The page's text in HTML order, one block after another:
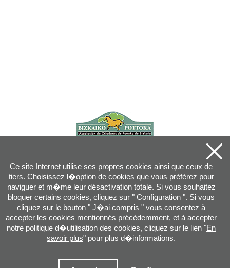
info@pottoka.info
Ce site Internet utilise ses propres cookies ainsi que ceux de
tiers. Choisissez l�option de cookies que vous préférez pour
naviguer et m�me leur désactivation totale. Si vous souhaitez
bloquer certains cookies, cliquez sur " Configuration ". Si vous
cliquez sur le bouton " J�ai compris " vous consentez à
accepter les cookies mentionnés précédemment, et à accepter
notre politique d�utilisation des cookies, cliquez sur le lien "En
savoir plus" pour plus d�informations.